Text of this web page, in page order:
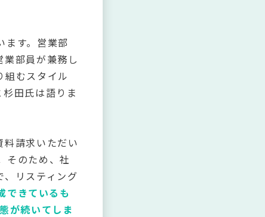
ます。営業部
部員が兼務し
組むスタイル
田氏は語りま
料請求いただい
そのため、社
リスティング
できているも
が続いてしま